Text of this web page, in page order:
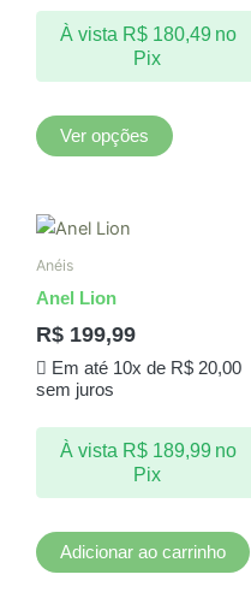
À vista R$180,49 no
Pix
Ver opções
podem
ser
página
Anéis
Anel Lion
R$ 199,99
Em até 10x de R$20,00
sem juros
À vista R$189,99 no
Pix
Adicionar ao carrinho